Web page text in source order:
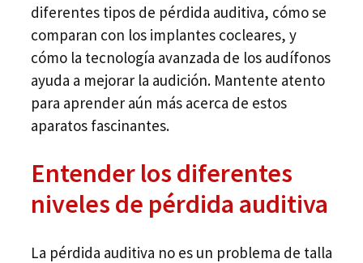
diferentes tipos de pérdida auditiva, cómo se
comparan con los implantes cocleares, y
cómo la tecnología avanzada de los audífonos
ayuda a mejorar la audición. Mantente atento
para aprender aún más acerca de estos
aparatos fascinantes.
Entender los diferentes
niveles de pérdida auditiva
La pérdida auditiva no es un problema de talla